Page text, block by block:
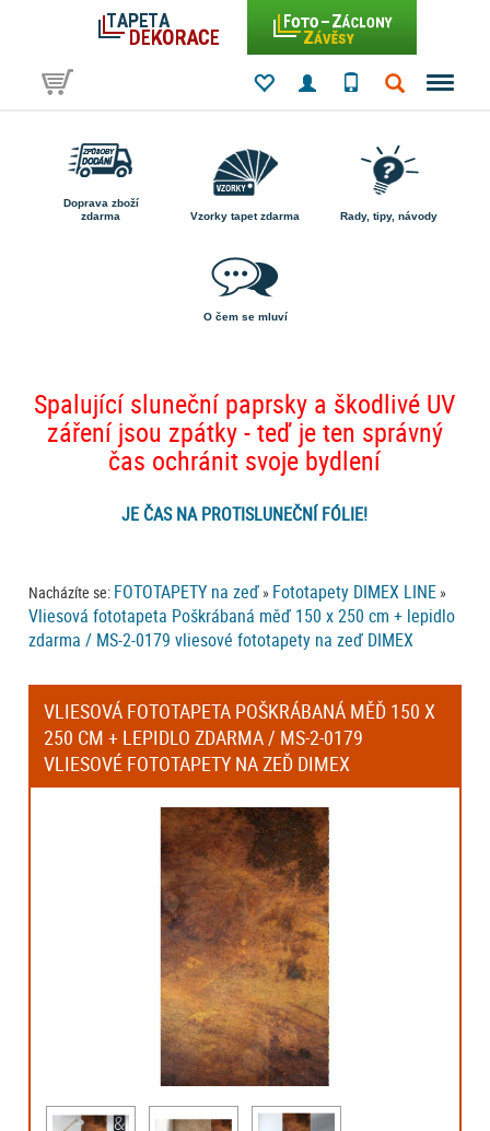
Doprava zboží
zdarma
Vzorky tapet zdarma Rady, tipy, návody
O čem se mluví
Spalující sluneční paprsky a škodlivé UV
záření jsou zpátky - teď je ten správný
čas ochránit svoje bydlení
JE ČAS NA PROTISLUNEČNÍ FÓLIE!
Nacházíte se: FOTOTAPETY na zeď » Fototapety DIMEX LINE »
Vliesová fototapeta Poškrábaná měď 150 x 250 cm + lepidlo
zdarma / MS-2-0179 vliesové fototapety na zeď DIMEX
VLIESOVÁ FOTOTAPETA POŠKRÁBANÁ MĚĎ 150 X
250 CM + LEPIDLO ZDARMA / MS-2-0179
VLIESOVÉ FOTOTAPETY NA ZEĎ DIMEX